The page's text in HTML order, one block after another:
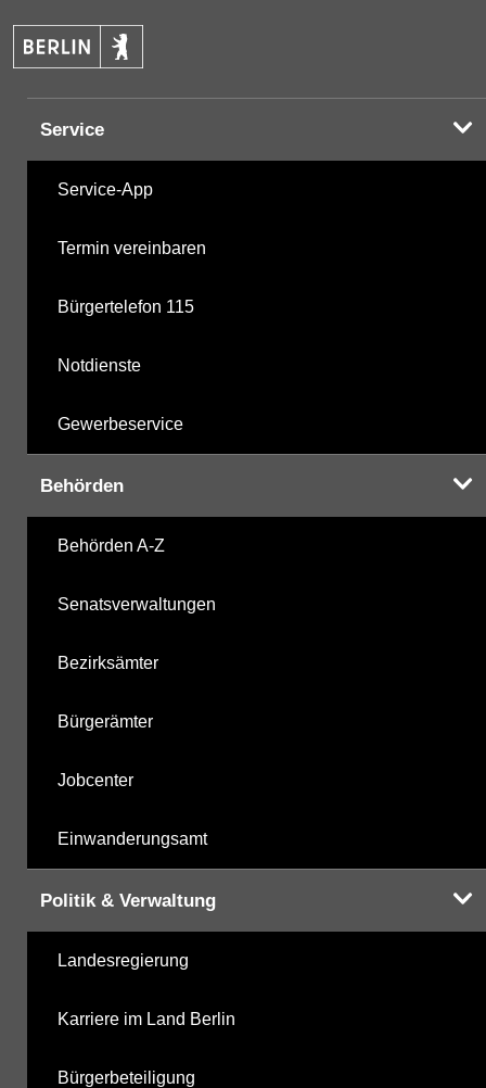
Service
Service-App
Termin vereinbaren
Bürgertelefon 115
Notdienste
Gewerbeservice
Behörden
Behörden A-Z
Senatsverwaltungen
Bezirksämter
Bürgerämter
Jobcenter
Einwanderungsamt
Politik & Verwaltung
Landesregierung
Karriere im Land Berlin
Bürgerbeteiligung